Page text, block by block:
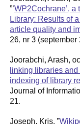
”’WP2Cochrane’,
Library: Results of
article quality and
26, nr 3 (september
Joorabchi, Arash,
linking libraries
indexing of library
Journal of
21.
Joseph, Kris. ”